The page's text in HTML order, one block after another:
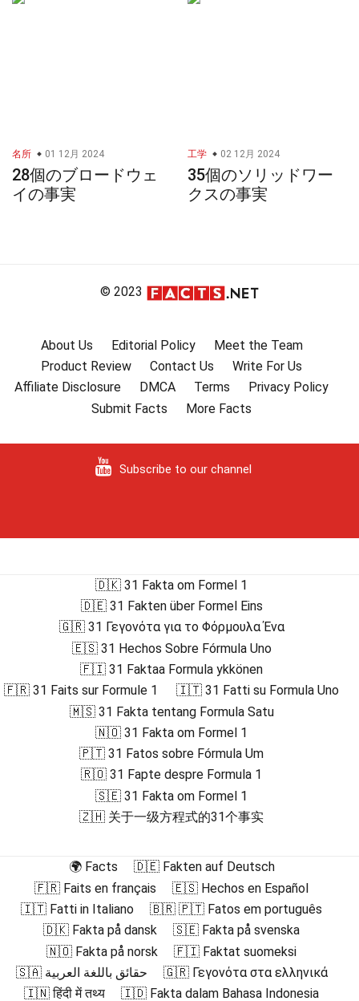
名所 01 12月 2024
28個のブロードウェ
イの事実
工学 02 12月 2024
35個のソリッドワー
クスの事実
© 2023
About Us Editorial Policy
Meet the Team
Product Review
Contact Us
Write For Us
Affiliate Disclosure
DMCA Terms
Privacy Policy
Submit Facts
More Facts
Subscribe to our channel
🇩🇰 31 Fakta om Formel 1
🇩🇪 31 Fakten über Formel Eins
🇬🇷 31 Γεγονότα για το Φόρμουλα Ένα
🇪🇸 31 Hechos Sobre Fórmula Uno
🇫🇮 31 Faktaa Formula ykkönen
🇫🇷 31 Faits sur Formule 1
🇮🇹 31 Fatti su Formula Uno
🇲🇸 31 Fakta tentang Formula Satu
🇳🇴 31 Fakta om Formel 1
🇵🇹 31 Fatos sobre Fórmula Um
🇷🇴 31 Fapte despre Formula 1
🇸🇪 31 Fakta om Formel 1
🇿🇭 关于一级方程式的31个事实
🌍 Facts
🇩🇪 Fakten auf Deutsch
🇫🇷 Faits en français
🇪🇸 Hechos en Español
🇮🇹 Fatti in Italiano
🇧🇷 🇵🇹 Fatos em português
🇩🇰 Fakta på dansk
🇸🇪 Fakta på svenska
🇳🇴 Fakta på norsk
🇫🇮 Faktat suomeksi
🇸🇦 حقائق باللغة العربية
🇬🇷 Γεγονότα στα ελληνικά
🇮🇳 हिंदी में तथ्य
🇮🇩 Fakta dalam Bahasa Indonesia